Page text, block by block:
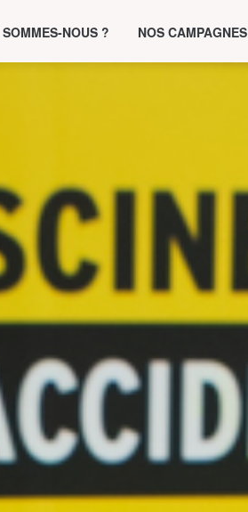
NOUS ? NOS CAMPAGNES